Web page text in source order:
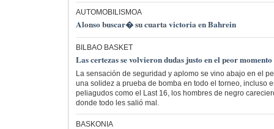
AUTOMOBILISMOA
Alonso buscar� su cuarta victoria en Bahrein
BILBAO BASKET
Las certezas se volvieron dudas justo en el peor momento
La sensación de seguridad y aplomo se vino abajo en el
una solidez a prueba de bomba en todo el torneo, incluso
peliagudos como el Last 16, los hombres de negro
donde todo les salió mal.
BASKONIA